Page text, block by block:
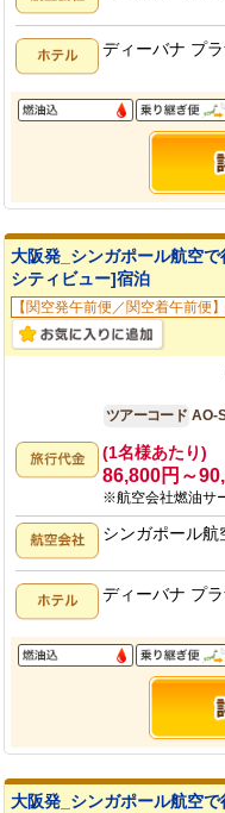
ディーバナ プ
大阪発_シンガポール航空
シティビュー]宿泊
【関空発午前便／関空着午前便
ツアーコード AO-
(1名様あたり)
86,800円～
※航空会社燃油サ
シンガポール航
ディーバナ プ
大阪発_シンガポール航空